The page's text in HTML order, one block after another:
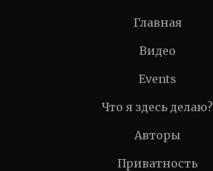
Главная
Видео
Events
Что я здесь делаю?
Авторы
Приватность